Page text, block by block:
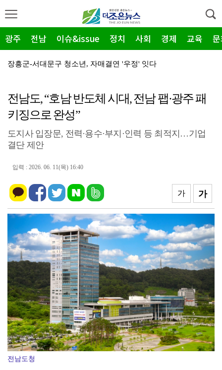
광주 전남 이슈&issue 정치 사회 경제 교육
장흥군-서대문구 청소년, 자매결연 '우정' 잇다
장흥군, 폭염·가뭄 '긴급 대책회의' 개최... "피해…
광주지방보훈청, 백범 김구 150주년: 청렴·적극행정 …
전남광주특별시, 해남 '400MW 태양광' 착공…SK하…
(재)전라남도청소년미래재단, 아동·청소년 범죄예방 캠페…
영암 가뭄 '비상'… 서삼석 농해수위원장, 현장 점검
광양시 광영도서관, "AI 작가" 길 위의 인문학
장흥군-서대문구 청소년, 자매결연 '우정' 잇다
전남도, “호남 반도체 시대, 전남 팹·광주 패
키징으로 완성”
도지사 입장문, 전력·용수·부지·인력 등 최적지…기업
결단 제안
입력 : 2026. 06. 11(목) 16:40
가
가
전남도청